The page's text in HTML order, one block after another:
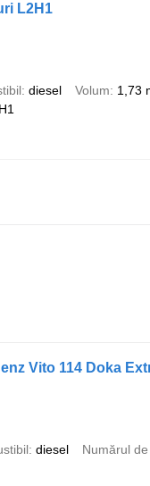
L2H1
diesel Volum 1,73
H1
Vito 114 Doka
diesel Numărul